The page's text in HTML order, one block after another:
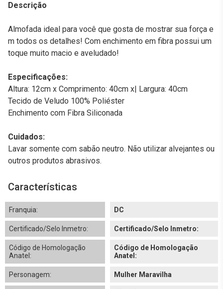
Descrição
Almofada ideal para você que gosta de mostrar sua força e
m todos os detalhes! Com enchimento em fibra possui um
toque muito macio e aveludado!
Especificações:
Altura: 12cm x Comprimento: 40cm x| Largura: 40cm
Tecido de Veludo 100% Poliéster
Enchimento com Fibra Siliconada
Cuidados:
Lavar somente com sabão neutro. Não utilizar alvejantes ou
outros produtos abrasivos.
Características
Franquia: DC
Certificado/Selo Inmetro: Certificado/Selo Inmetro:
Código de Homologação
Anatel:
Código de Homologação
Anatel:
Personagem: Mulher Maravilha